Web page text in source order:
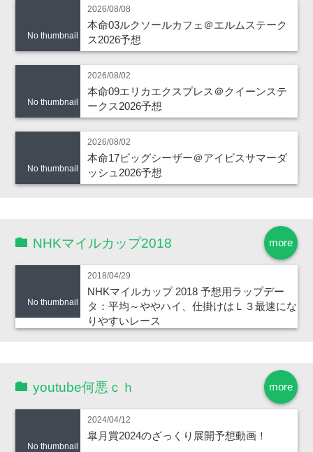
No thumbnail
2026/08/08
本命03ルクソールカフェ＠エルムステーク
ス2026予想
No thumbnail
2026/08/02
本命09エリカエクスプレス＠クイーンステ
ークス2026予想
No thumbnail
2026/08/02
本命17ビッグシーザー＠アイビスサマーダ
ッシュ2026予想
more
NHKマイルカップ2018
No thumbnail
2018/04/29
NHKマイルカップ 2018 予想用ラップデー
タ：平均～ややハイ、仕掛けはＬ３最速にな
りやすいレース
more
youtube何悪ｃｈ
No thumbnail
2024/04/12
皐月賞2024のざっくり展開予想動画！